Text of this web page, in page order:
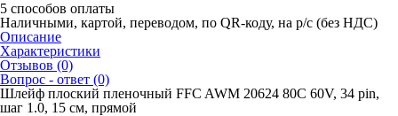
5 способов оплаты
Наличными, картой, переводом, по QR-коду, на р/с (без НДС)
Описание
Характеристики
Отзывов (0)
Вопрос - ответ (0)
Шлейф плоский пленочный FFC AWM 20624 80C 60V, 34 pin,
шаг 1.0, 15 см, прямой